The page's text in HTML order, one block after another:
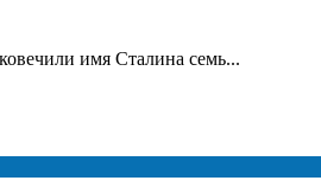
имя Сталина семь...